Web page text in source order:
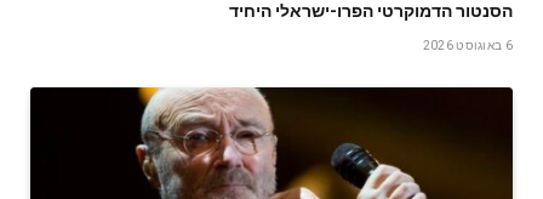
הסנטור הדמוקרטי הפרו-ישראלי היחיד
6 באוגוסט 2026